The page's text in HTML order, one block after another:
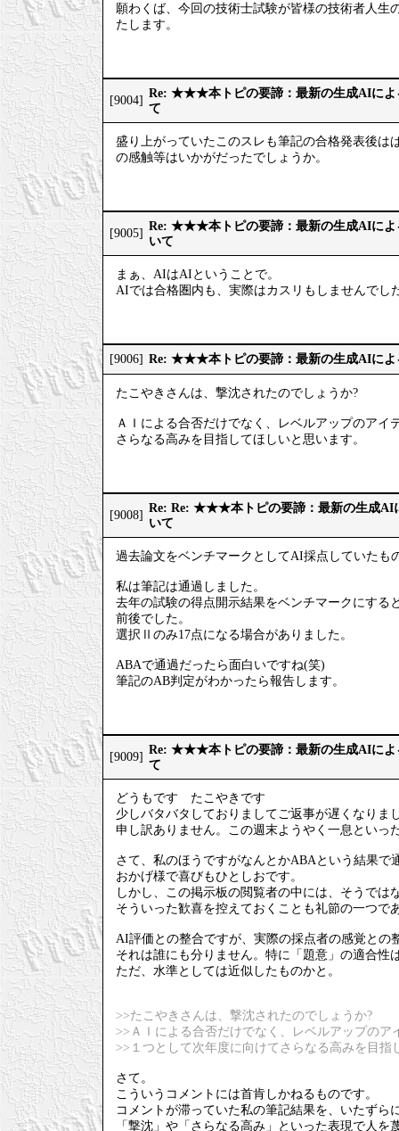
願わくば、今回の技術士試験が皆様の技術者人生
たします。
[9004]
Re: ★★★本トピの要諦：最新の生成AIによ
て
盛り上がっていたこのスレも筆記の合格発表後
の感触等はいかがだったでしょうか。
[9005]
Re: ★★★本トピの要諦：最新の生成AIによ
いて
まぁ、AIはAIということで。
AIでは合格圏内も、実際はカスリもしませんでし
[9006] Re: ★★★本トピの要諦：最新の生成AIによ
たこやきさんは、撃沈されたのでしょうか?
ＡＩによる合否だけでなく、レベルアップのアイ
さらなる高みを目指してほしいと思います。
[9008]
Re: Re: ★★★本トピの要諦：最新の生成AI
いて
過去論文をベンチマークとしてAI採点していたも
私は筆記は通過しました。
去年の試験の得点開示結果をベンチマークにす
前後でした。
選択Ⅱのみ17点になる場合がありました。
ABAで通過だったら面白いですね(笑)
筆記のAB判定がわかったら報告します。
[9009]
Re: ★★★本トピの要諦：最新の生成AIによ
て
どうもです たこやきです
少しバタバタしておりましてご返事が遅くなりま
申し訳ありません。この週末ようやく一息といっ
さて、私のほうですがなんとかABAという結果で
おかげ様で喜びもひとしおです。
しかし、この掲示板の閲覧者の中には、そうでは
そういった歓喜を控えておくことも礼節の一つで
AI評価との整合ですが、実際の採点者の感覚との
それは誰にも分りません。特に「題意」の適合性
ただ、水準としては近似したものかと。
>>たこやきさんは、撃沈されたのでしょうか?
>>ＡＩによる合否だけでなく、レベルアップのア
>>１つとして次年度に向けてさらなる高みを目指
さて。
こういうコメントには首肯しかねるものです。
コメントが滞っていた私の筆記結果を、いたずら
「撃沈」や「さらなる高み」といった表現で人を